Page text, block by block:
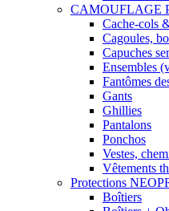
CAMOUFLAGE
Cache-cols
Cagoules,
Capuches
Ensembles
Fantômes
Gants
Ghillies
Pantalons
Ponchos
Vestes,
Vêtements
Protections
Boîtiers